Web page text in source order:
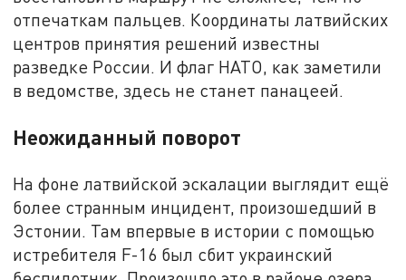
отпечаткам пальцев. Координаты латвийских
центров принятия решений известны
разведке России. И флаг НАТО, как заметили
в ведомстве, здесь не станет панацеей.
Неожиданный поворот
На фоне латвийской эскалации выглядит ещё
более странным инцидент, произошедший в
Эстонии. Там впервые в истории с помощью
истребителя F-16 был сбит украинский